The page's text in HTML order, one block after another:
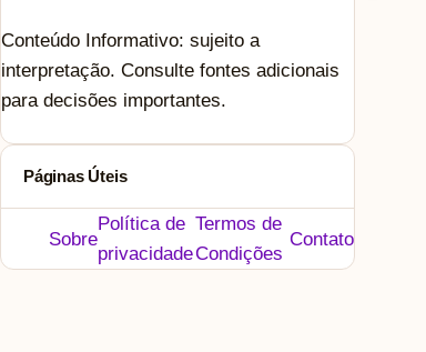
Conteúdo Informativo: sujeito a
interpretação. Consulte fontes adicionais
para decisões importantes.
Páginas Úteis
Sobre
Política de
privacidade
Termos de
Condições
Contato